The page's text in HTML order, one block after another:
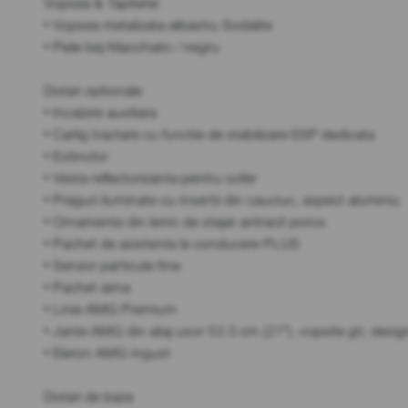
• Vopsea metalizata albastru Sodalite
• Piele bej Macchiato / negru
Dotari optionale
• Incalzire auxiliara
• Carlig tractare cu functie de stabilizare ESP dedicata
• Extinctor
• Vesta reflectorizanta pentru sofer
• Praguri iluminate cu insertii din cauciuc, aspect aluminiu
• Ornamente din lemn de stejar antracit poros
• Pachet de asistenta la conducere PLUS
• Senzor particule fine
• Pachet iarna
• Linie AMG Premium
• Jante AMG din aliaj usor 53.3 cm (21"), vopsite gri,
• Eleron AMG ingust
Dotari de baza